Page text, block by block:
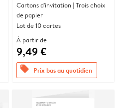
Cartons d'invitation | Trois choix
de papier
Lot de 10 cartes
À partir de
9,49 €
offers Prix bas au quotidien